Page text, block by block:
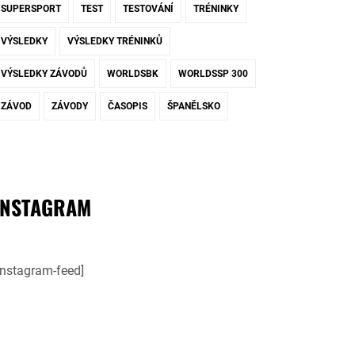
SUPERSPORT TEST TESTOVÁNÍ TRÉNINKY
VÝSLEDKY VÝSLEDKY TRÉNINKŮ
VÝSLEDKY ZÁVODŮ WORLDSBK WORLDSSP 300
ZÁVOD ZÁVODY ČASOPIS ŠPANĚLSKO
feed]